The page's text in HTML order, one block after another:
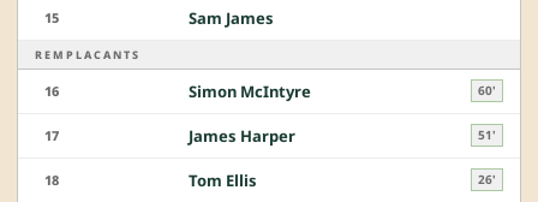
15 Sam James
REMPLACANTS
16 Simon McIntyre 60'
17 James Harper 51'
18 Tom Ellis 26'